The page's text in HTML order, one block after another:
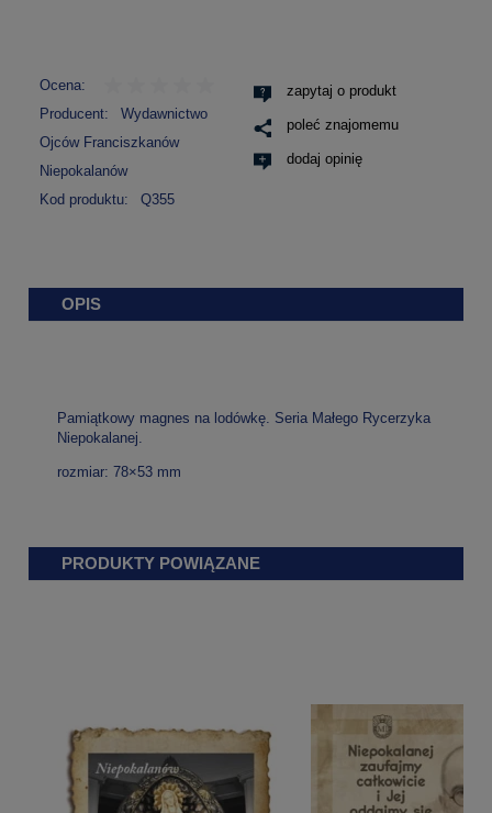
Ocena:
Producent:
Wydawnictwo
Ojców Franciszkanów
Niepokalanów
Kod produktu:
Q355
zapytaj o produkt
poleć znajomemu
dodaj opinię
OPIS
Pamiątkowy magnes na lodówkę. Seria Małego Rycerzyka
Niepokalanej.
rozmiar: 78×53 mm
PRODUKTY POWIĄZANE